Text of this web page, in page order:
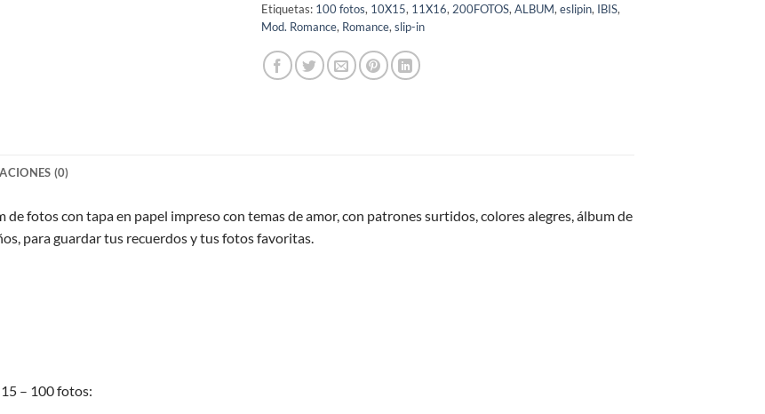
Etiquetas: 100 fotos, 10X15, 11X16, 200FOTOS, ALBUM, eslipin, IBIS,
Mod. Romance, Romance, slip-in
(0)
fotos con tapa en papel impreso con temas de amor, con patrones surtidos, colores alegres, álbum de
para guardar tus recuerdos y tus fotos favoritas.
– 100 fotos: